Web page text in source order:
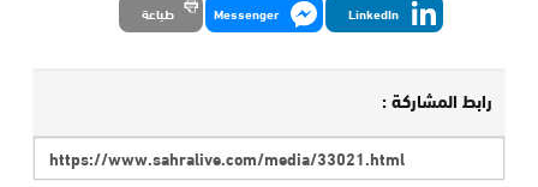
LinkedIn
Messenger طباعة
رابط المشاركة :